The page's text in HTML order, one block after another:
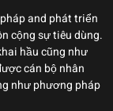
and phát triển
cộng sự tiêu dùng.
hầu cũng như
cán bộ nhân
như phương pháp